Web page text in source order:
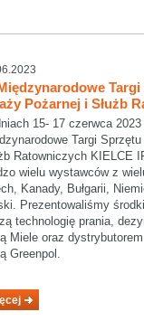
Pożarnej i Służb
15- 17 czerwca
Targi
Ratowniczych KIELCE
wielu wystawców z
Kanady, Bułgarii,
Prezentowaliśmy
technologię prania,
Miele oraz
Greenpol.